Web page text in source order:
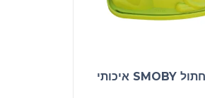
נדנדה חתול SMOBY איכותי